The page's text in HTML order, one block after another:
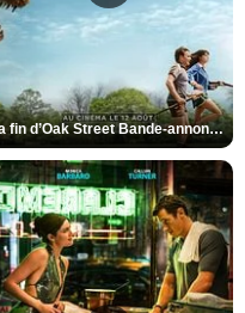
La fin d’Oak Street Bande-annonce VO STFR